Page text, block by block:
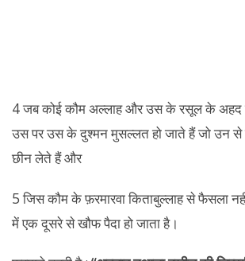
4 जब कोई कौम अल्लाह और उस के रसूल के अहद
उस पर उस के दुश्मन मुसल्लत हो जाते हैं जो उन से
छीन लेते हैं और
5 जिस कौम के फ़रमारवा किताबुल्लाह से फैसला
में एक दूसरे से खौफ पैदा हो जाता है।